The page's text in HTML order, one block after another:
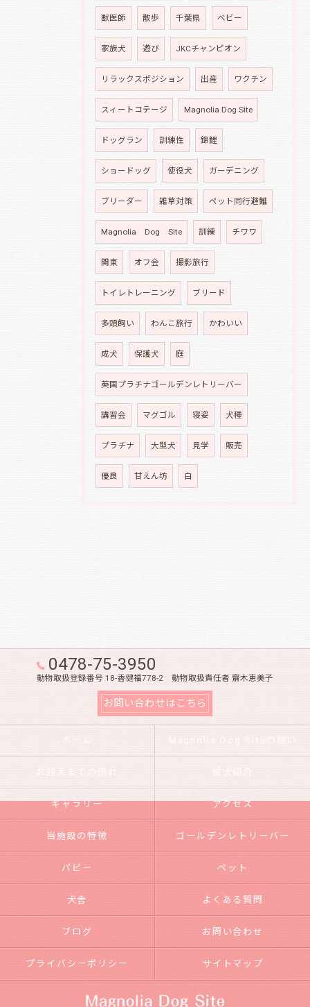
獣医師 散歩 千葉県 ベビー
家族犬 遊び JKCチャンピオン
リラックスポジション 出産 ワクチン
スィートコテージ Magnolia Dog Site
ドッグラン 訓練性 錦鯉
ショードッグ 使役犬 ガーデニング
ブリーダー 雑草対策 ペット同行避難
Magnolia Dog Site 訓練 チワワ
関東 オフ会 撮影旅行
トイレトレーニング ブリード
多頭飼い わんこ旅行 かわいい
成犬 保護犬 庭
英国プラチナゴールデンレトリーバー
講習会 マグゴル 寝姿 犬種
プラチナ 大型犬 見学 販売
優良 甘えん坊 白
0478-75-3950
動物取扱登録番号 18-香健福778-2 動物取扱責任者 齋木恵美子
お問い合わせはこちら
ホーム Magnolia Dog Siteの想い
お迎えまでの流れ 成犬紹介
ギャラリー アクセス
当施設の特徴 ゴールデンレトリーバー
パピー ペット
犬舎 よくある質問
ブログ お問い合わせ
プライバシーポリシー サイトマップ